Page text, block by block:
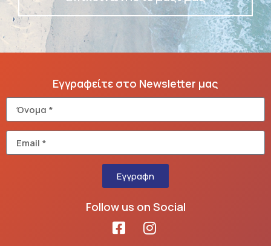
Εγγραφείτε στο Newsletter μας
Εγγραφη
Follow us on Social